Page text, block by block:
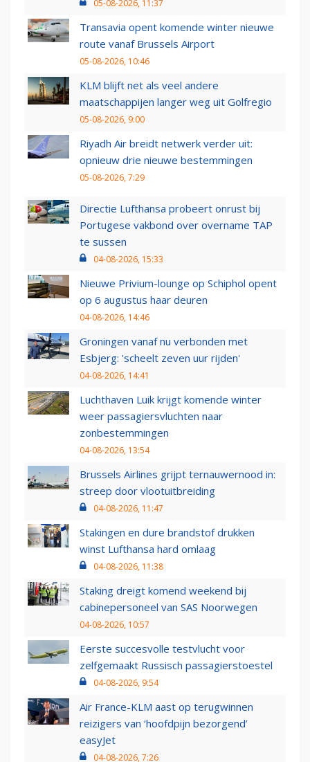
05-08-2026, 11:37
Transavia opent komende winter nieuwe
route vanaf Brussels Airport
05-08-2026, 10:46
KLM blijft net als veel andere
maatschappijen langer weg uit Golfregio
05-08-2026, 9:00
Riyadh Air breidt netwerk verder uit:
opnieuw drie nieuwe bestemmingen
05-08-2026, 7:29
Directie Lufthansa probeert onrust bij
Portugese vakbond over overname TAP
te sussen
04-08-2026, 15:33
Nieuwe Privium-lounge op Schiphol opent
op 6 augustus haar deuren
04-08-2026, 14:46
Groningen vanaf nu verbonden met
Esbjerg: 'scheelt zeven uur rijden'
04-08-2026, 14:41
Luchthaven Luik krijgt komende winter
weer passagiersvluchten naar
zonbestemmingen
04-08-2026, 13:54
Brussels Airlines grijpt ternauwernood in:
streep door vlootuitbreiding
04-08-2026, 11:47
Stakingen en dure brandstof drukken
winst Lufthansa hard omlaag
04-08-2026, 11:38
Staking dreigt komend weekend bij
cabinepersoneel van SAS Noorwegen
04-08-2026, 10:57
Eerste succesvolle testvlucht voor
zelfgemaakt Russisch passagierstoestel
04-08-2026, 9:54
Air France-KLM aast op terugwinnen
reizigers van ‘hoofdpijn bezorgend’
easyJet
04-08-2026, 7:26